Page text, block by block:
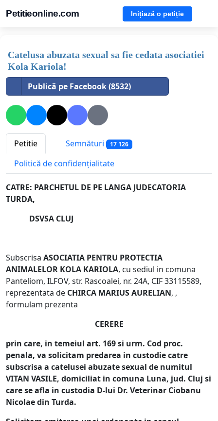
Petitieonline.com Inițiază o petiție
Catelusa abuzata sexual sa fie cedata asociatiei
Kola Kariola!
Publică pe Facebook (8532)
Petitie Semnături 17 126
Politică de confidențialitate
CATRE: PARCHETUL DE PE LANGA JUDECATORIA
TURDA,
DSVSA CLUJ
Subscrisa ASOCIATIA PENTRU PROTECTIA
ANIMALELOR KOLA KARIOLA, cu sediul in comuna
Panteliom, ILFOV, str. Rascoalei, nr. 24A, CIF 33115589,
reprezentata de CHIRCA MARIUS AURELIAN, ,
formulam prezenta
CERERE
prin care, in temeiul art. 169 si urm. Cod proc.
penala, va solicitam predarea in custodie catre
subscrisa a catelusei abuzate sexual de numitul
VITAN VASILE, domiciliat in comuna Luna, jud. Cluj si
care se afla in custodia D-lui Dr. Veterinar Ciobanu
Nicolae din Turda.